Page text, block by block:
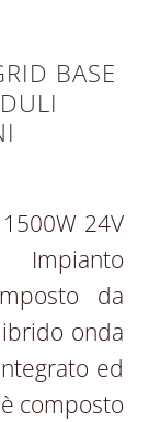
BASE
24V
Impianto
da
onda
ed
composto